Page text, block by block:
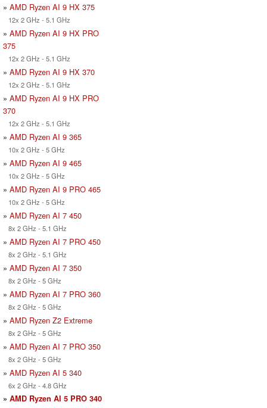
» AMD Ryzen AI 9 HX 375
12x 2 GHz - 5.1 GHz
» AMD Ryzen AI 9 HX PRO
375
12x 2 GHz - 5.1 GHz
» AMD Ryzen AI 9 HX 370
12x 2 GHz - 5.1 GHz
» AMD Ryzen AI 9 HX PRO
370
12x 2 GHz - 5.1 GHz
» AMD Ryzen AI 9 365
10x 2 GHz - 5 GHz
» AMD Ryzen AI 9 465
10x 2 GHz - 5 GHz
» AMD Ryzen AI 9 PRO 465
10x 2 GHz - 5 GHz
» AMD Ryzen AI 7 450
8x 2 GHz - 5.1 GHz
» AMD Ryzen AI 7 PRO 450
8x 2 GHz - 5.1 GHz
» AMD Ryzen AI 7 350
8x 2 GHz - 5 GHz
» AMD Ryzen AI 7 PRO 360
8x 2 GHz - 5 GHz
» AMD Ryzen Z2 Extreme
8x 2 GHz - 5 GHz
» AMD Ryzen AI 7 PRO 350
8x 2 GHz - 5 GHz
» AMD Ryzen AI 5 340
6x 2 GHz - 4.8 GHz
» AMD Ryzen AI 5 PRO 340